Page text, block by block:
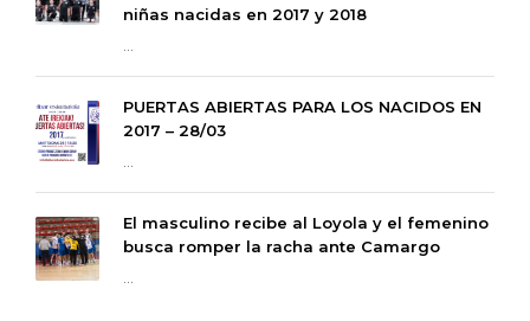
niñas nacidas en 2017 y 2018
PUERTAS ABIERTAS PARA LOS NACIDOS EN
2017 – 28/03
El masculino recibe al Loyola y el femenino
busca romper la racha ante Camargo